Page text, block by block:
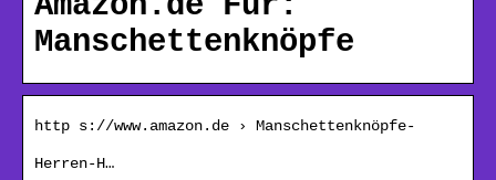
Manschettenknöpfe
http s://www.amazon.de › Manschettenknöpfe-
Herren-H…